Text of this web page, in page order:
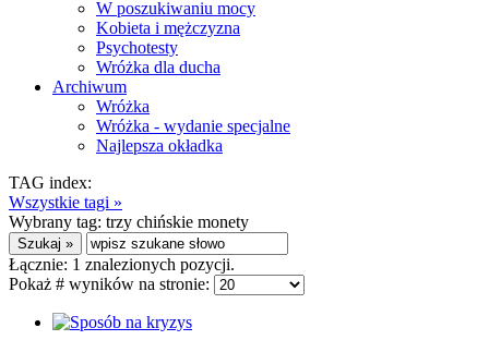
W poszukiwaniu mocy
Kobieta i mężczyzna
Psychotesty
Wróżka dla ducha
Archiwum
Wróżka
Wróżka - wydanie specjalne
Najlepsza okładka
TAG index:
Wszystkie tagi »
Wybrany tag: trzy chińskie monety
Łącznie: 1 znalezionych pozycji.
Pokaż # wyników na stronie: